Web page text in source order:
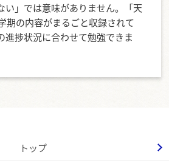
い」では意味がありません。「天
期の内容がまるごと収録されて
進捗状況に合わせて勉強できま
トップ